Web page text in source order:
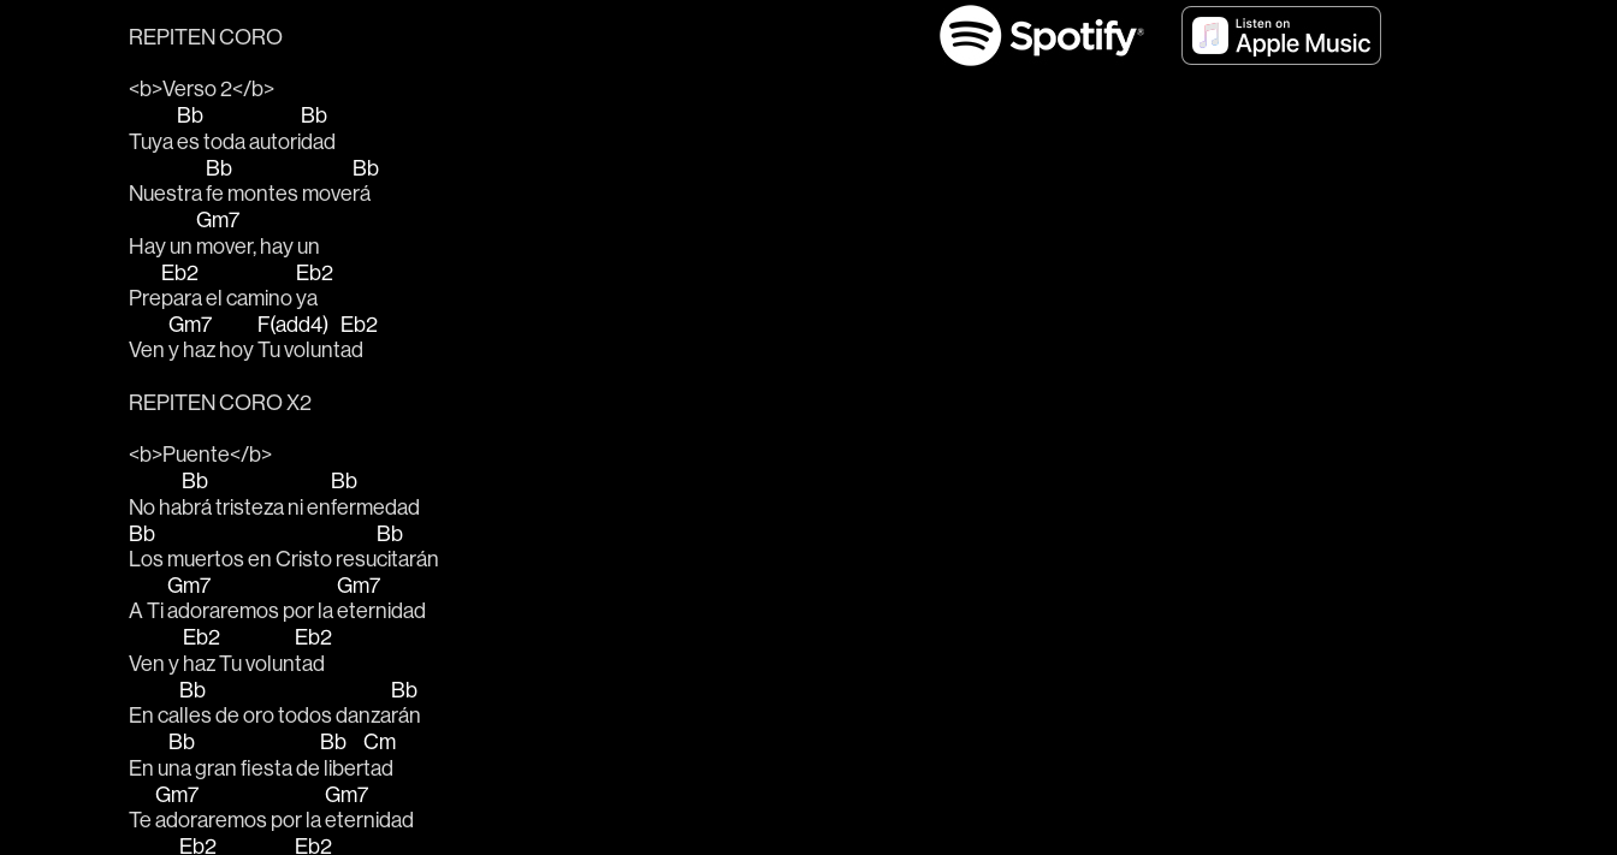
REPITEN CORO
<b>Verso 2</b>
Tuya
Bb
es toda autori
Bb
dad
Nuestra
Bb
fe montes move
Bb
rá
Hay un
Gm7
mover, hay un
Pre
Eb2
para el camino
Eb2
ya
Ven
Gm7
y haz hoy
F(add4)
Tu volunt
Eb2
ad
REPITEN CORO X2
<b>Puente</b>
No ha
Bb
brá tristeza ni en
Bb
fermedad
Bb
Los muertos en Cristo resu
Bb
citarán
A Ti
Gm7
adoraremos por la
Gm7
eternidad
Ven y
Eb2
haz Tu volun
Eb2
tad
En ca
Bb
lles de oro todos danza
Bb
rán
En u
Bb
na gran fiesta de
Bb
liber
Cm
tad
Te
Gm7
adoraremos por la
Gm7
eternidad
Eb2
Eb2